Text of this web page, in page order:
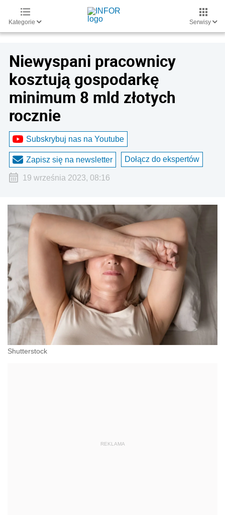
Kategorie Serwisy
Niewyspani pracownicy
kosztują gospodarkę
minimum 8 mld złotych
rocznie
Subskrybuj nas na Youtube
Zapisz się na newsletter Dołącz do ekspertów
19 września 2023, 08:16
Shutterstock